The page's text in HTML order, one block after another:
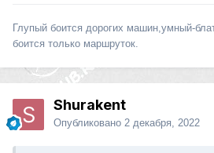
Глупый боится дорогих машин,умный-
боится только маршруток.
Shurakent
Опубликовано 2 декабря, 2022